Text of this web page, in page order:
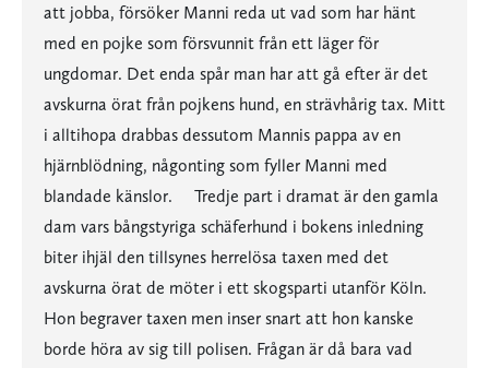
att jobba, försöker Manni reda ut vad som har hänt
med en pojke som försvunnit från ett läger för
ungdomar. Det enda spår man har att gå efter är det
avskurna örat från pojkens hund, en strävhårig tax. Mitt
i alltihopa drabbas dessutom Mannis pappa av en
hjärnblödning, någonting som fyller Manni med
blandade känslor. Tredje part i dramat är den gamla
dam vars bångstyriga schäferhund i bokens inledning
biter ihjäl den tillsynes herrelösa taxen med det
avskurna örat de möter i ett skogsparti utanför Köln.
Hon begraver taxen men inser snart att hon kanske
borde höra av sig till polisen. Frågan är då bara vad